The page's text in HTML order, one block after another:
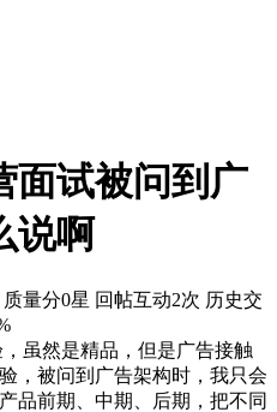
面试被问到广
说啊
质量分0星 回帖互动2次 历史交
虽然是精品，但是广告接触
，被问到广告架构时，我只会
品前期、中期、后期，把不同